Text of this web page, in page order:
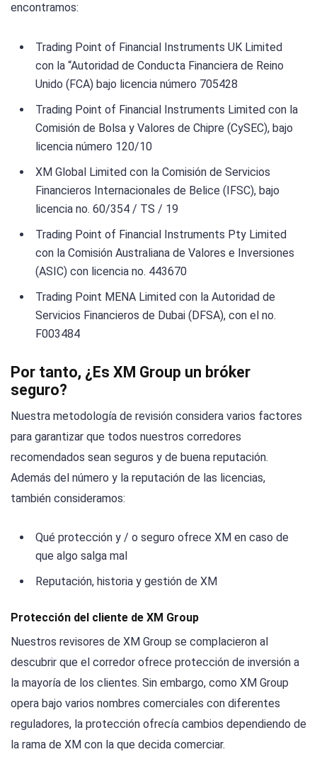
encontramos:
Trading Point of Financial Instruments UK Limited
con la “Autoridad de Conducta Financiera de Reino
Unido (FCA) bajo licencia número 705428
Trading Point of Financial Instruments Limited con la
Comisión de Bolsa y Valores de Chipre (CySEC), bajo
licencia número 120/10
XM Global Limited con la Comisión de Servicios
Financieros Internacionales de Belice (IFSC), bajo
licencia no. 60/354 / TS / 19
Trading Point of Financial Instruments Pty Limited
con la Comisión Australiana de Valores e Inversiones
(ASIC) con licencia no. 443670
Trading Point MENA Limited con la Autoridad de
Servicios Financieros de Dubai (DFSA), con el no.
F003484
Por tanto, ¿Es XM Group un bróker
seguro?
Nuestra metodología de revisión considera varios factores
para garantizar que todos nuestros corredores
recomendados sean seguros y de buena reputación.
Además del número y la reputación de las licencias,
también consideramos:
Qué protección y / o seguro ofrece XM en caso de
que algo salga mal
Reputación, historia y gestión de XM
Protección del cliente de XM Group
Nuestros revisores de XM Group se complacieron al
descubrir que el corredor ofrece protección de inversión a
la mayoría de los clientes. Sin embargo, como XM Group
opera bajo varios nombres comerciales con diferentes
reguladores, la protección ofrecía cambios dependiendo de
la rama de XM con la que decida comerciar.